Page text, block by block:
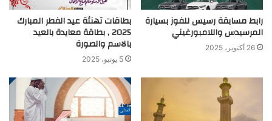
رابط مسابقة رسيس للفوز بسيارة
المرسيدس واللامبورغيني
26 أكتوبر، 2025
بطاقات تهنئة عيد الفطر المبارك
2025 , بطاقة معايدة بالعيد
بالاسم والصورة
5 يونيو، 2025